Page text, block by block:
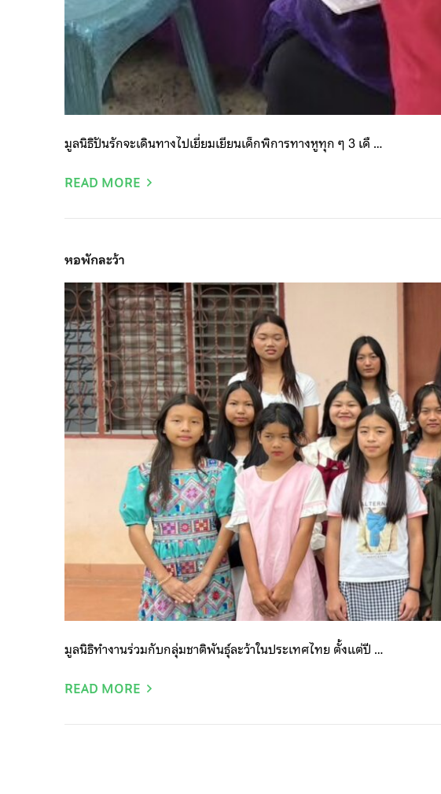
มูลนิธิปันรักจะเดินทางไปเยี่ยมเยียนเด็กพิการทางหูทุก ๆ 3 เดื …
READ MORE
หอพักละว้า
มูลนิธิทำงานร่วมกับกลุ่มชาติพันธุ์ละว้าในประเทศไทย ตั้งแต่ปี …
READ MORE